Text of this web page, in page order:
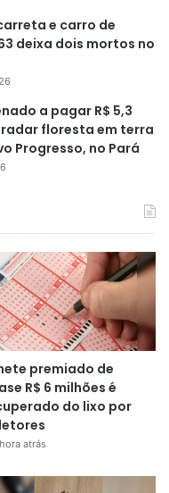
e carro de
deixa dois mortos no
a pagar R$ 5,3
floresta em terra
Progresso, no Pará
premiado de
R$ 6 milhões é
do lixo por
atrás